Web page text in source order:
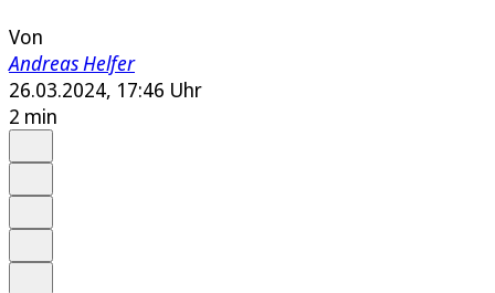
Von
Andreas Helfer
26.03.2024, 17:46 Uhr
2 min